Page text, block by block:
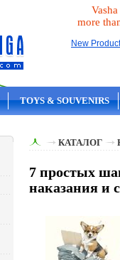
more
New
TOYS & SOUVENIRS
КАТАЛОГ
7 простых
наказания и